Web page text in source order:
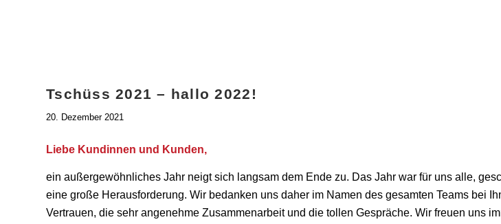
Tschüss 2021 – hallo 2022!
20. Dezember 2021
Liebe Kundinnen und Kunden,
ein außergewöhnliches Jahr neigt sich langsam dem Ende zu. Das Jahr war für uns alle,
eine große Herausforderung. Wir bedanken uns daher im Namen des gesamten Teams bei
Vertrauen, die sehr angenehme Zusammenarbeit und die tollen Gespräche. Wir freuen uns